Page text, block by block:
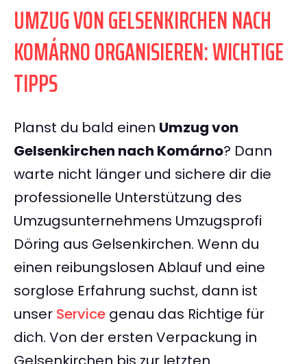
UMZUG VON GELSENKIRCHEN NACH
KOMÁRNO ORGANISIEREN: WICHTIGE
TIPPS
Planst du bald einen Umzug von
Gelsenkirchen nach Komárno? Dann
warte nicht länger und sichere dir die
professionelle Unterstützung des
Umzugsunternehmens Umzugsprofi
Döring aus Gelsenkirchen. Wenn du
einen reibungslosen Ablauf und eine
sorglose Erfahrung suchst, dann ist
unser Service genau das Richtige für
dich. Von der ersten Verpackung in